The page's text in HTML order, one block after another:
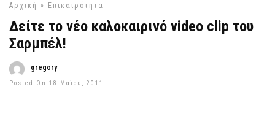
Αρχική » Επικαιρότητα
Δείτε το νέο καλοκαιρινό video clip του
Σαρμπέλ!
gregory
Posted On 18 Μαΐου, 2011